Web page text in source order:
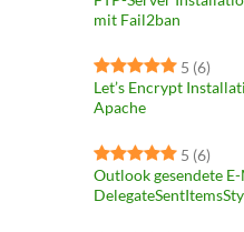
mit Fail2ban
5 (6)
Let’s Encrypt
Apache
5 (6)
Outlook gesendete